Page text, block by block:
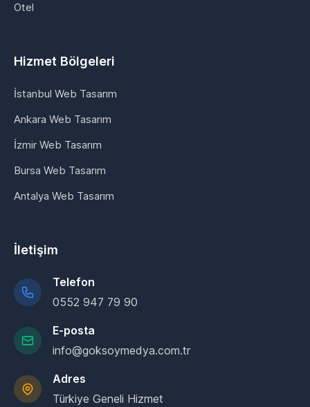
Otel
Hizmet Bölgeleri
İstanbul Web Tasarım
Ankara Web Tasarım
İzmir Web Tasarım
Bursa Web Tasarım
Antalya Web Tasarım
İletişim
Telefon
0552 947 79 90
E-posta
info@goksoymedya.com.tr
Adres
Türkiye Geneli Hizmet